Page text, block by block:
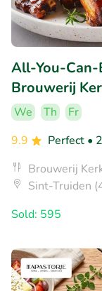
All-You-Can-
Brouwerij
We Th
Fr
9.9
Perfect •
Brouwerij
Sint-Truiden
Sold: 595